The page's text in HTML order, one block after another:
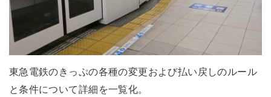
東急電鉄のきっぷの各種の変更および払い戻しのルール
と条件について詳細を一覧化。